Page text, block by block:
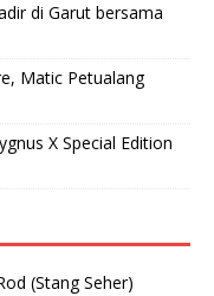
di Garut bersama
Matic Petualang
X Special Edition
(Stang Seher)